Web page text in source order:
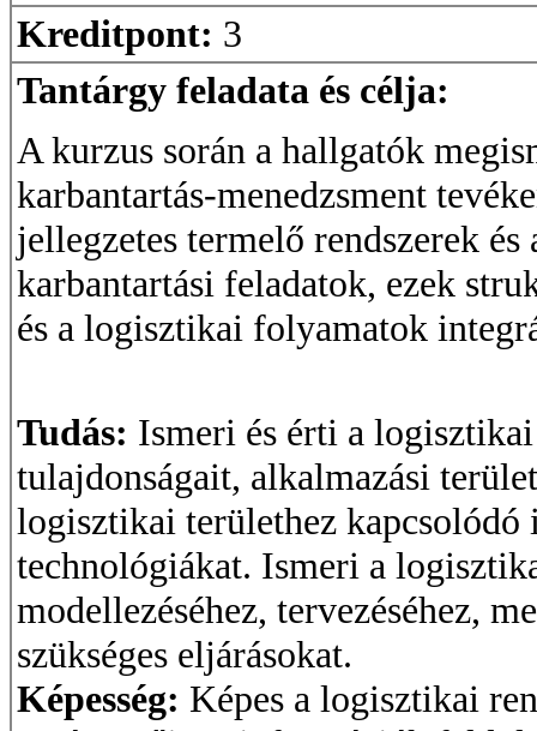
Kreditpont: 3
Tantárgy feladata és célja:
A kurzus során a hallgatók
karbantartás-menedzsment
jellegzetes termelő rendszerek
karbantartási feladatok, ezek
és a logisztikai folyamatok
Tudás: Ismeri és érti a
tulajdonságait, alkalmazási
logisztikai területhez
technológiákat. Ismeri a
modellezéséhez, tervezéséhez,
szükséges eljárásokat.
Képesség: Képes a logisztikai